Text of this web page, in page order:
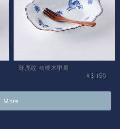
野鹿紋 桔梗木甲皿
¥3,150
More